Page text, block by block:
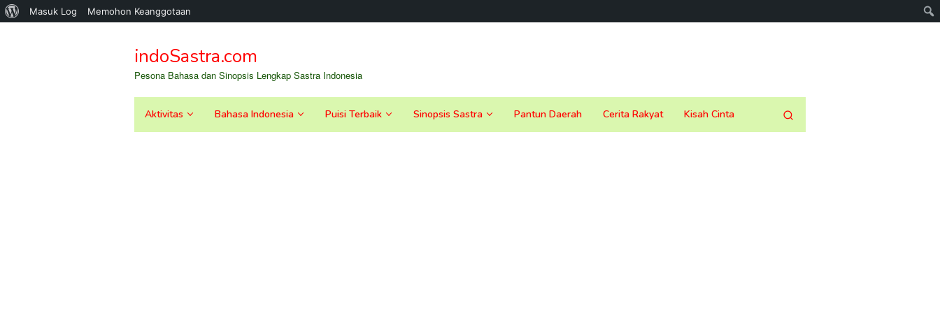
Tentang
Masuk Log Memohon Keanggotaan
kontenindoSastra.com
Pesona Bahasa dan Sinopsis Lengkap Sastra Indonesia
Aktivitas Bahasa Indonesia Puisi Terbaik Sinopsis Sastra Pantun Daerah Cerita Rakyat Kisah Cinta